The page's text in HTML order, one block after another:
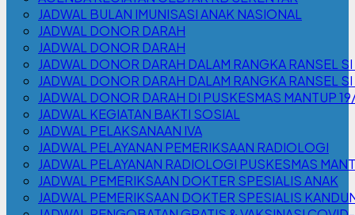
JADWAL BULAN IMUNISASI ANAK NASIONAL
JADWAL DONOR DARAH
JADWAL DONOR DARAH
JADWAL DONOR DARAH DALAM RANGKA RANSEL
JADWAL DONOR DARAH DALAM RANGKA RANSEL
JADWAL DONOR DARAH DI PUSKESMAS MANTUP
JADWAL KEGIATAN BAKTI SOSIAL
JADWAL PELAKSANAAN IVA
JADWAL PELAYANAN PEMERIKSAAN RADIOLOGI
JADWAL PELAYANAN RADIOLOGI PUSKESMAS
JADWAL PEMERIKSAAN DOKTER SPESIALIS ANAK
JADWAL PEMERIKSAAN DOKTER SPESIALIS